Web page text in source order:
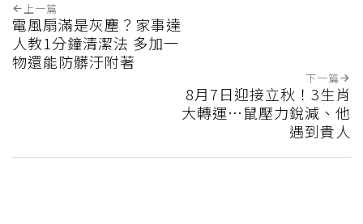
上一篇
電風扇滿是灰塵？家事達
人教1分鐘清潔法 多加一
物還能防髒汙附著
下一篇
8月7日迎接立秋！3生肖
大轉運…鼠壓力銳減、他
遇到貴人